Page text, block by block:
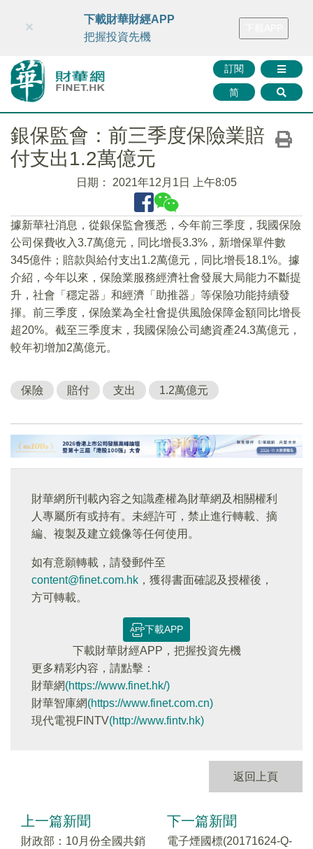
財華智庫網 FINTV FINMETA 財華證券 媒體矩陣
訂閱
简
×
下載財華財經APP
把握投資先機
銀保監會：前三季度保險業賠
付支出1.2萬億元
日期： 2021年12月1日 上午8:05
據新華社消息，從銀保監會獲悉，今年前三季度，我國保險
公司保費收入3.7萬億元，同比增長3.3%，新增保單件數
345億件；賠款與給付支出1.2萬億元，同比增長18.1%。據
介紹，今年以來，保險業服務經濟社會發展大局能力不斷提
升，社會「穩定器」和經濟「助推器」等保險功能持續發
揮。前三季度，保險業為全社會提供風險保障金額同比增長
超20%。截至三季度末，我國保險公司總資產24.3萬億元，
較年初增加2萬億元。
保險 賠付 支出 1.2萬億元
財華網所刊載內容之知識產權為財華網及相關權利
人專屬所有或持有。未經許可，禁止進行轉載、摘
編、複製及建立鏡像等任何使用。
如有意願轉載，請發郵件至
content@finet.com.hk ，獲得書面確認及授權後，
方可轉載。
下載APP
下載財華財經APP，把握投資先機
更多精彩内容，請點擊：
財華網(https://www.finet.hk/)
財華智庫網(https://www.finet.com.cn)
現代電視FINTV(http://www.fintv.hk)
返回上頁
上一篇新聞
財政部：10月份全國共銷
下一篇新聞
電子煙國標(20171624-Q-